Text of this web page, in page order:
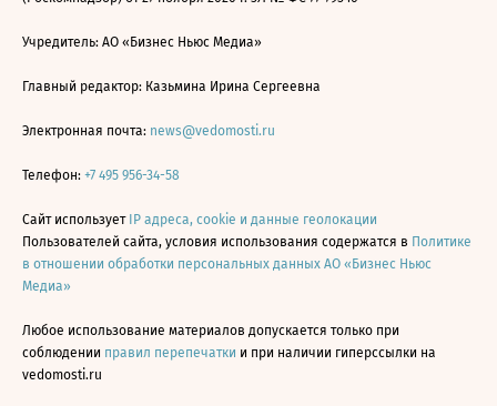
Учредитель: АО «Бизнес Ньюс Медиа»
Главный редактор: Казьмина Ирина Сергеевна
Электронная почта: news@vedomosti.ru
Телефон: +7 495 956-34-58
Сайт использует IP адреса, cookie и данные геолокации
Пользователей сайта, условия использования содержатся в Политике
в отношении обработки персональных данных АО «Бизнес Ньюс
Медиа»
Любое использование материалов допускается только при
соблюдении правил перепечатки и при наличии гиперссылки на
vedomosti.ru